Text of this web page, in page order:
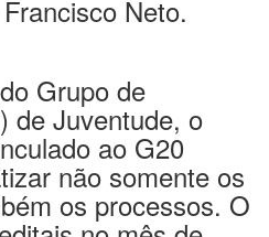
Neto.
Grupo de
de Juventude, o
ao G20
não somente os
os processos. O